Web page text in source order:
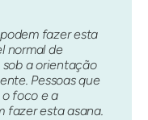
fazer esta
normal de
a orientação
Pessoas que
o foco e a
esta asana.